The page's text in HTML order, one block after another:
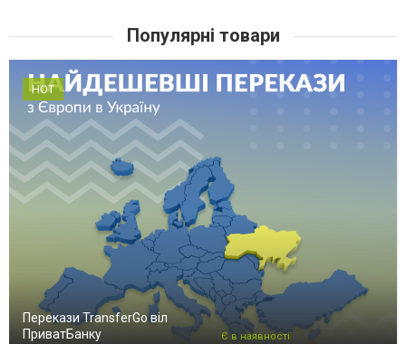
Популярні товари
HOT
Перекази TransferGo віл
ПриватБанку
Є в наявності